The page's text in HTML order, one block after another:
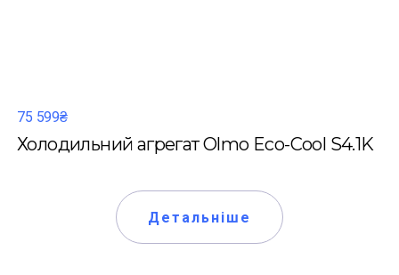
75 599₴
Холодильний агрегат Olmo Eco-Cool S4.1K
Детальніше